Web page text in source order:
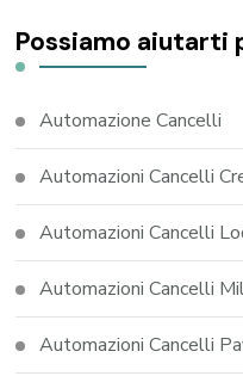
Possiamo aiutarti
Automazione Cancelli
Automazioni Cancelli
Automazioni Cancelli
Automazioni Cancelli
Automazioni Cancelli